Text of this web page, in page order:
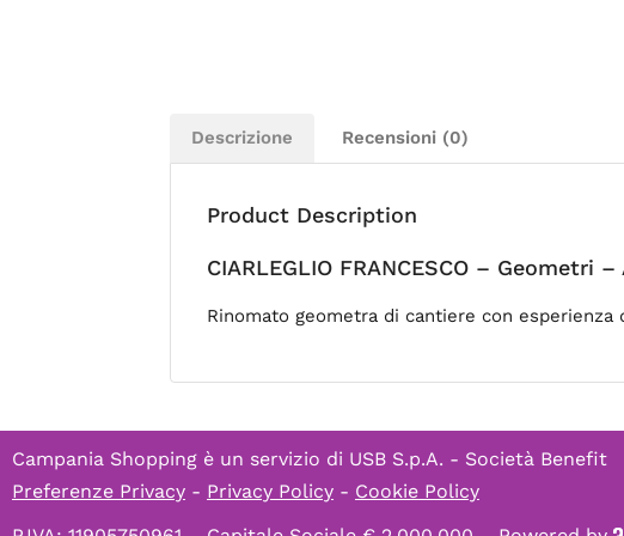
Descrizione Recensioni (0)
Product Description
CIARLEGLIO FRANCESCO – Geometri
Rinomato geometra di cantiere con
Campania Shopping è un servizio di USB S.p.A. - Società Benefit
Preferenze Privacy - Privacy Policy - Cookie Policy